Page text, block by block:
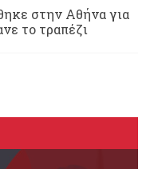
στην Αθήνα για
το τραπέζι